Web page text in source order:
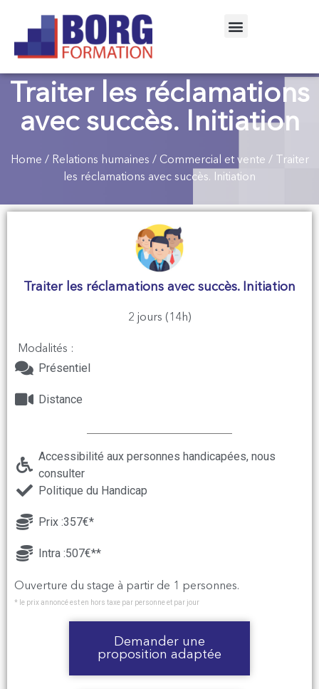
Traiter les réclamations
avec succès. Initiation
Home / Relations humaines / Commercial et vente / Traiter
les réclamations avec succès. Initiation
Traiter les réclamations avec succès. Initiation
2 jours (14h)
Modalités :
Présentiel
Distance
Accessibilité aux personnes handicapées, nous
consulter
Politique du Handicap
Prix :357€*
Intra :507€**
Ouverture du stage à partir de 1 personnes.
* le prix annoncé est en hors taxe par personne et par jour
Demander une
proposition adaptée